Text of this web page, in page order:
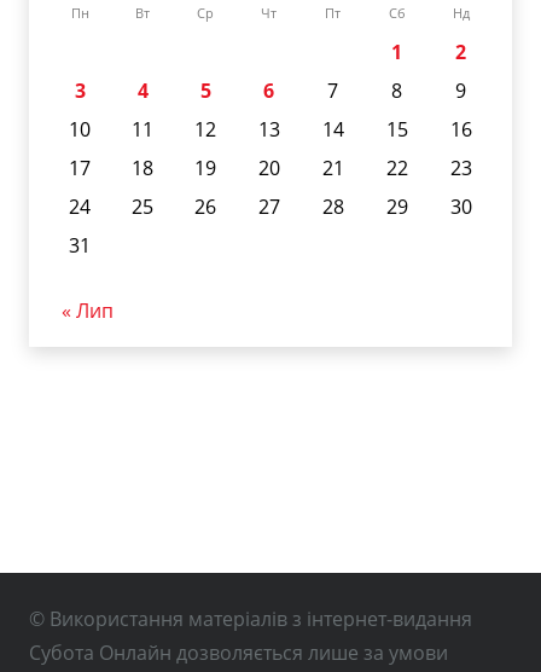
Пн Вт Ср Чт Пт Сб Нд
1
2
3
4 5 6 7 8
9
10
11 12 13 14 15
16
17
18 19 20 21 22
23
24
25 26 27 28 29
30
31
« Лип
© Використання матеріалів з інтернет-видання
Субота Онлайн дозволяється лише за умови